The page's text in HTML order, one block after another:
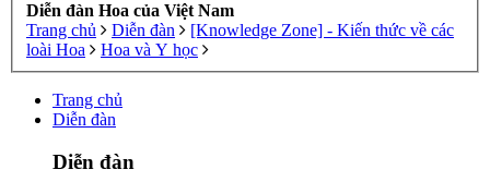
Diễn đàn Hoa của Việt Nam
Trang chủ
Diễn đàn
[Knowledge Zone] - Kiến thức về các
loài Hoa
Hoa và Y học
Trang chủ
Diễn đàn
Diễn đàn